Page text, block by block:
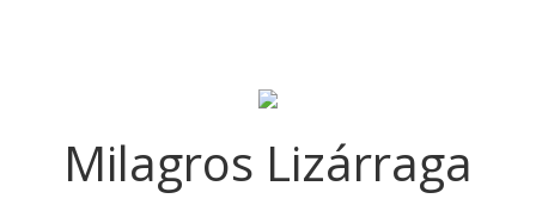
Milagros Lizárraga